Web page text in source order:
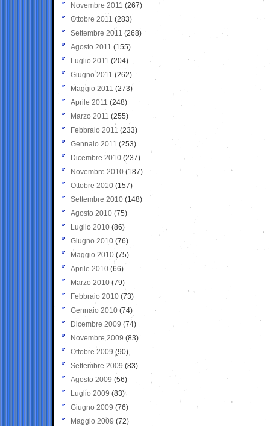
Novembre 2011 (267)
Ottobre 2011 (283)
Settembre 2011 (268)
Agosto 2011 (155)
Luglio 2011 (204)
Giugno 2011 (262)
Maggio 2011 (273)
Aprile 2011 (248)
Marzo 2011 (255)
Febbraio 2011 (233)
Gennaio 2011 (253)
Dicembre 2010 (237)
Novembre 2010 (187)
Ottobre 2010 (157)
Settembre 2010 (148)
Agosto 2010 (75)
Luglio 2010 (86)
Giugno 2010 (76)
Maggio 2010 (75)
Aprile 2010 (66)
Marzo 2010 (79)
Febbraio 2010 (73)
Gennaio 2010 (74)
Dicembre 2009 (74)
Novembre 2009 (83)
Ottobre 2009 (90)
Settembre 2009 (83)
Agosto 2009 (56)
Luglio 2009 (83)
Giugno 2009 (76)
Maggio 2009 (72)